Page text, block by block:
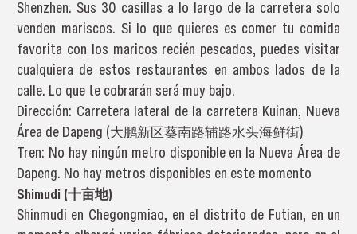
Shenzhen. Sus 30 casillas a lo largo de la carretera solo
venden mariscos. Si lo que quieres es comer tu comida
favorita con los maricos recién pescados, puedes visitar
cualquiera de estos restaurantes en ambos lados de la
calle. Lo que te cobrarán será muy bajo.
Dirección: Carretera lateral de la carretera Kuinan, Nueva
Área de Dapeng (大鹏新区葵南路辅路水头海鲜街)
Tren: No hay ningún metro disponible en la Nueva Área de
Dapeng. No hay metros disponibles en este momento
Shimudi (十亩地)
Shinmudi en Chegongmiao, en el distrito de Futian, en un